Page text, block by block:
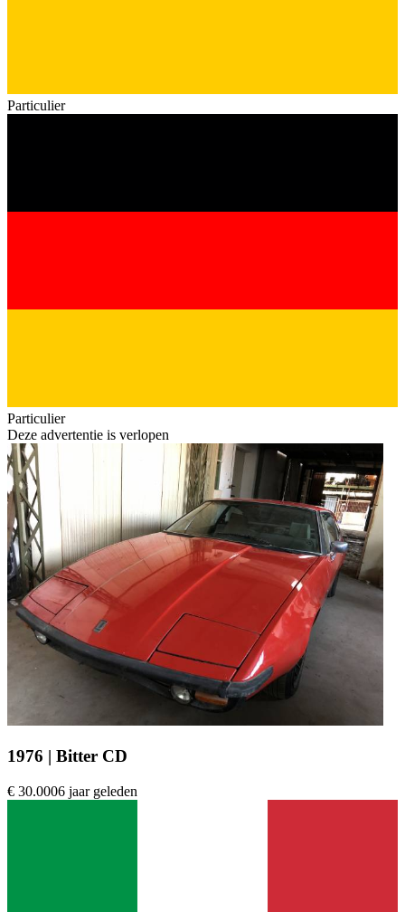
Particulier
Particulier
Deze advertentie is verlopen
1976 | Bitter CD
€ 30.0006 jaar geleden